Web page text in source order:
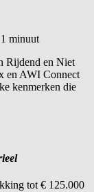
1 minuut
Rijdend en Niet
en AWI Connect
kenmerken die
tot € 125.000